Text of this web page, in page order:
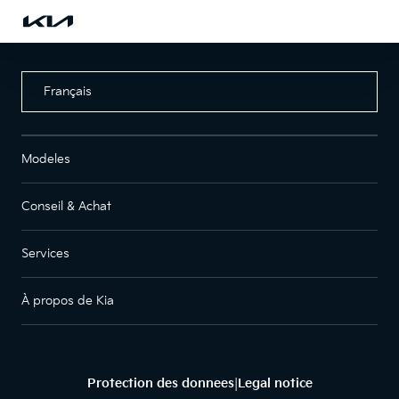
Français
Modeles
Conseil & Achat
Services
À propos de Kia
Protection des donnees| Legal notice